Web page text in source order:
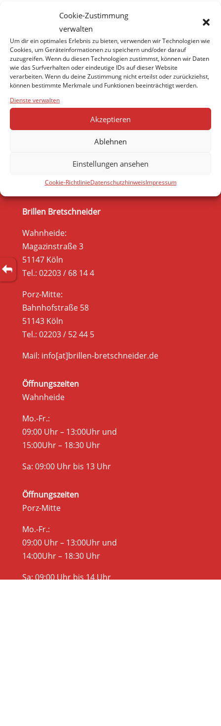
Cookie-Zustimmung
verwalten
Um dir ein optimales Erlebnis zu bieten, verwenden wir Technologien wie
Cookies, um Geräteinformationen zu speichern und/oder darauf
zuzugreifen. Wenn du diesen Technologien zustimmst, können wir Daten
wie das Surfverhalten oder eindeutige IDs auf dieser Website
verarbeiten. Wenn du deine Zustimmung nicht erteilst oder zurückziehst,
können bestimmte Merkmale und Funktionen beeinträchtigt werden.
Dienste verwalten
Akzeptieren
Ablehnen
Einstellungen ansehen
Cookie-RichtlinieDatenschutzhinweisImpressum
Brillen Bretschneider
Wahnheide:
Magazinstraße 3
51147 Köln
Tel.: 02203 / 68 14 4
Porz-Mitte:
Bahnhofstraße 58
51143 Köln
Tel.: 02203 / 52 44 5
Mail: info[at]brillen-bretschneider.de
Öffnungszeiten
Wahnheide
Mo.-Fr.:
09:00 Uhr – 13:00Uhr und
15:00Uhr – 18:30 Uhr
Sa: 09:00 Uhr bis 13 Uhr
Öffnungszeiten
Porz-Mitte
Mo.-Fr.:
09:00 Uhr – 13:00Uhr und
14:00Uhr – 18:30 Uhr
Sa: 09:00 Uhr bis 14 Uhr